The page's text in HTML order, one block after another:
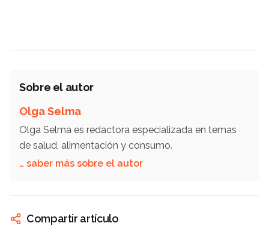
Sobre el autor
Olga Selma
Olga Selma es redactora especializada en temas
de salud, alimentación y consumo.
… saber más sobre el autor
Compartir artículo